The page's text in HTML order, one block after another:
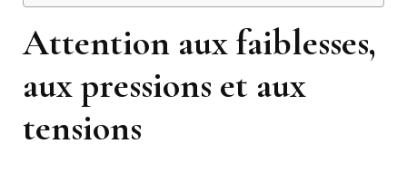
Attention aux faiblesses,
aux pressions et aux
tensions